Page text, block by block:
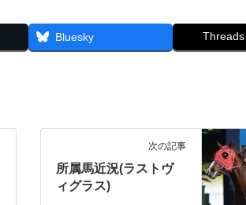
Bluesky Threads
次の記事
所属馬近況(ラストヴ
ィグラス)